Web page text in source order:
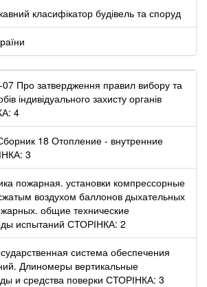
класифікатор будівель та споруд
Про затвердження правил вибору та
індивідуального захисту органів
4
18 Отопление - внутренние
3
пожарная. установки компрессорные
воздухом баллонов дыхательных
общие технические
испытаний СТОРІНКА: 2
система обеспечения
Длиномеры вертикальные
и средства поверки СТОРІНКА: 3